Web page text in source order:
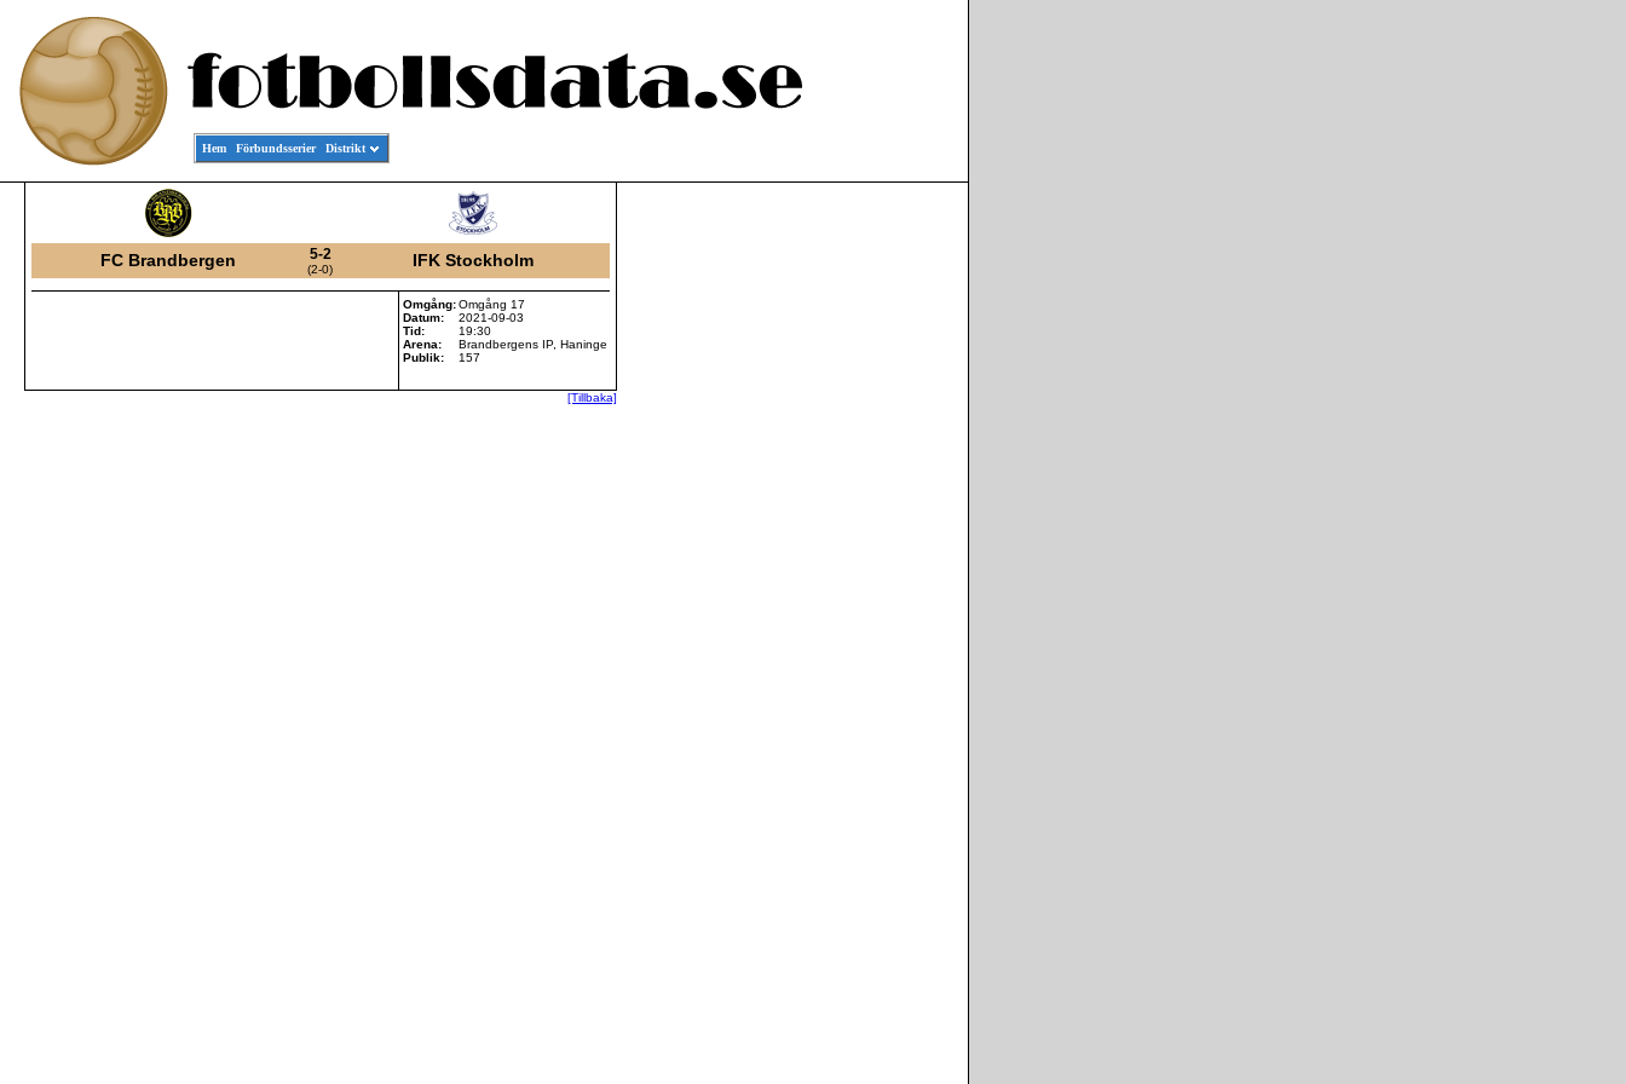
Hem Förbundsserier Distrikt
FC Brandbergen 5-2
(2-0) IFK Stockholm
Omgång:Omgång 17
Datum:
2021-09-03
Tid:
19:30
Arena:
Brandbergens IP, Haninge
Publik:
157
[Tillbaka]